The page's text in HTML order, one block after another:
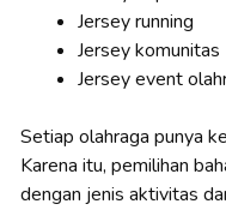
Jersey running
Jersey komunitas
Jersey event
Setiap olahraga punya
Karena itu, pemilihan
dengan jenis aktivitas